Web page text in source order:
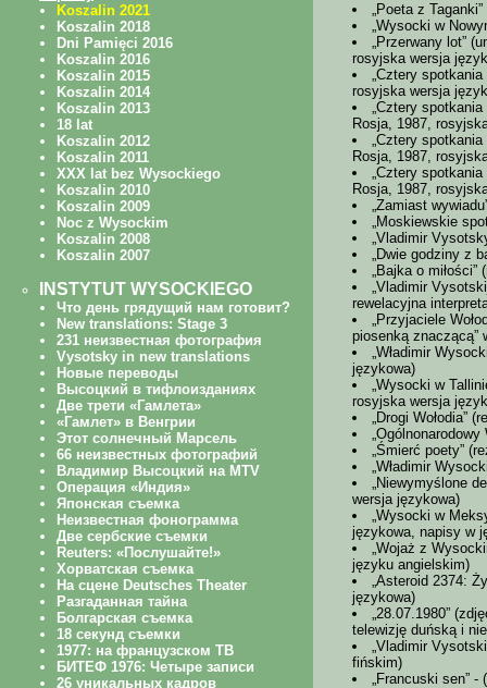
„Poeta z
„Wysocki w
„Przerwany lot”
rosyjska wersja
„Cztery
rosyjska wersja
„Cztery
Rosja, 1987,
„Cztery
Rosja, 1987,
„Cztery
Rosja, 1987,
„Zamiast
„Moskiewskie
„Vladimir
„Dwie godziny z
„Bajka o
„Vladimir
rewelacyjna
„Przyjaciele
piosenką znaczącą”
„Władimir
językowa)
„Wysocki w
rosyjska wersja
„Drogi Wołodia”
„Śmierć poety”
„Władimir
„Niewymyślone
wersja językowa)
„Wysocki w
językowa, napisy w
„Wojaż z
języku angielskim)
„Asteroid 2374:
językowa)
„28.07.1980”
telewizję duńską i
„Vladimir
fińskim)
„Francuski sen”